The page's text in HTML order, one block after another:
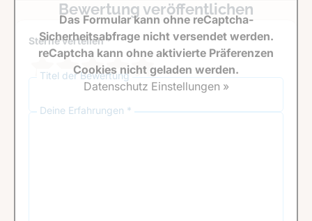
Bewertung veröffentlichen
Sterne verteilen *
Titel der Bewertung
Deine Erfahrungen *
Das Formular kann ohne reCaptcha-
Sicherheitsabfrage nicht versendet werden.
reCaptcha kann ohne aktivierte Präferenzen
Cookies nicht geladen werden.
Datenschutz Einstellungen »